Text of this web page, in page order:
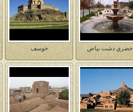
خضري دشت بياض خوسف